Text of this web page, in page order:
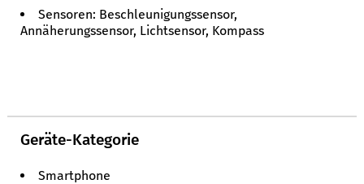
Sensoren: Beschleunigungssensor,
Annäherungssensor, Lichtsensor, Kompass
Geräte-Kategorie
Smartphone